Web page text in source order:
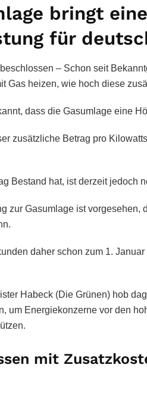
bringt
für
– Schon seit
Gas heizen, wie hoch diese
dass die Gasumlage eine
zusätzliche Betrag pro
Bestand hat, ist derzeit jedoch
zur Gasumlage ist
daher schon zum 1.
Habeck (Die Grünen) hob
um Energiekonzerne vor den
mit